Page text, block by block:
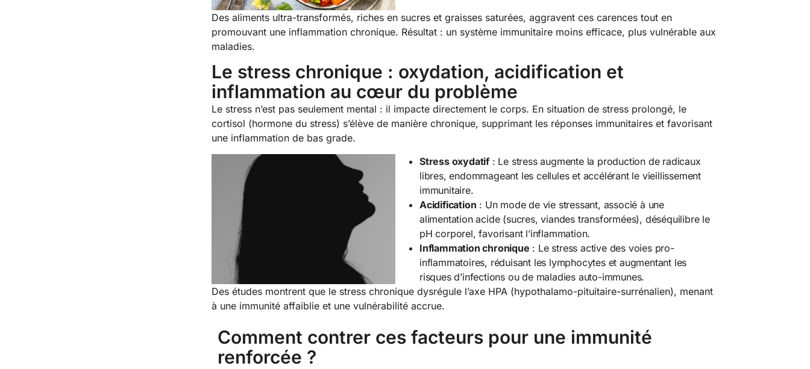
Des aliments ultra-transformés, riches en sucres et graisses saturées, aggravent ces carences tout en
promouvant une inflammation chronique. Résultat : un système immunitaire moins efficace, plus vulnérable aux
maladies.
Le stress chronique : oxydation, acidification et
inflammation au cœur du problème
Le stress n’est pas seulement mental : il impacte directement le corps. En situation de stress prolongé, le
cortisol (hormone du stress) s’élève de manière chronique, supprimant les réponses immunitaires et favorisant
une inflammation de bas grade.
Stress oxydatif : Le stress augmente la production de radicaux
libres, endommageant les cellules et accélérant le vieillissement
immunitaire.
Acidification : Un mode de vie stressant, associé à une
alimentation acide (sucres, viandes transformées), déséquilibre le
pH corporel, favorisant l’inflammation.
Inflammation chronique : Le stress active des voies pro-
inflammatoires, réduisant les lymphocytes et augmentant les
risques d’infections ou de maladies auto-immunes.
Des études montrent que le stress chronique dysrégule l’axe HPA (hypothalamo-pituitaire-surrénalien), menant
à une immunité affaiblie et une vulnérabilité accrue.
Comment contrer ces facteurs pour une immunité
renforcée ?